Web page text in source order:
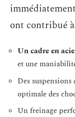
ont contribué à
Un cadre en
et une
Des
optimale des
Un freinage